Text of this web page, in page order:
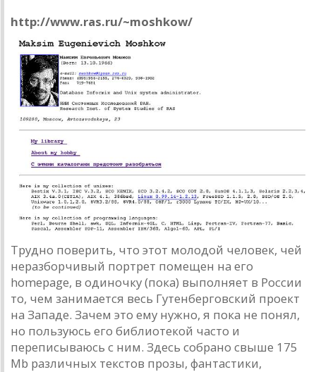
http://www.ras.ru/~moshkow/
Трудно поверить, что этот молодой человек, чей
неразборчивый портрет помещен на его
homepage, в одиночку (пока) выполняет в России
то, чем занимается весь Гутенберговский проект
на Западе. Зачем это ему нужно, я пока не понял,
но пользуюсь его библиотекой часто и
переписываюсь с ним. Здесь собрано свыше 175
Mb различных текстов прозы, фантастики,